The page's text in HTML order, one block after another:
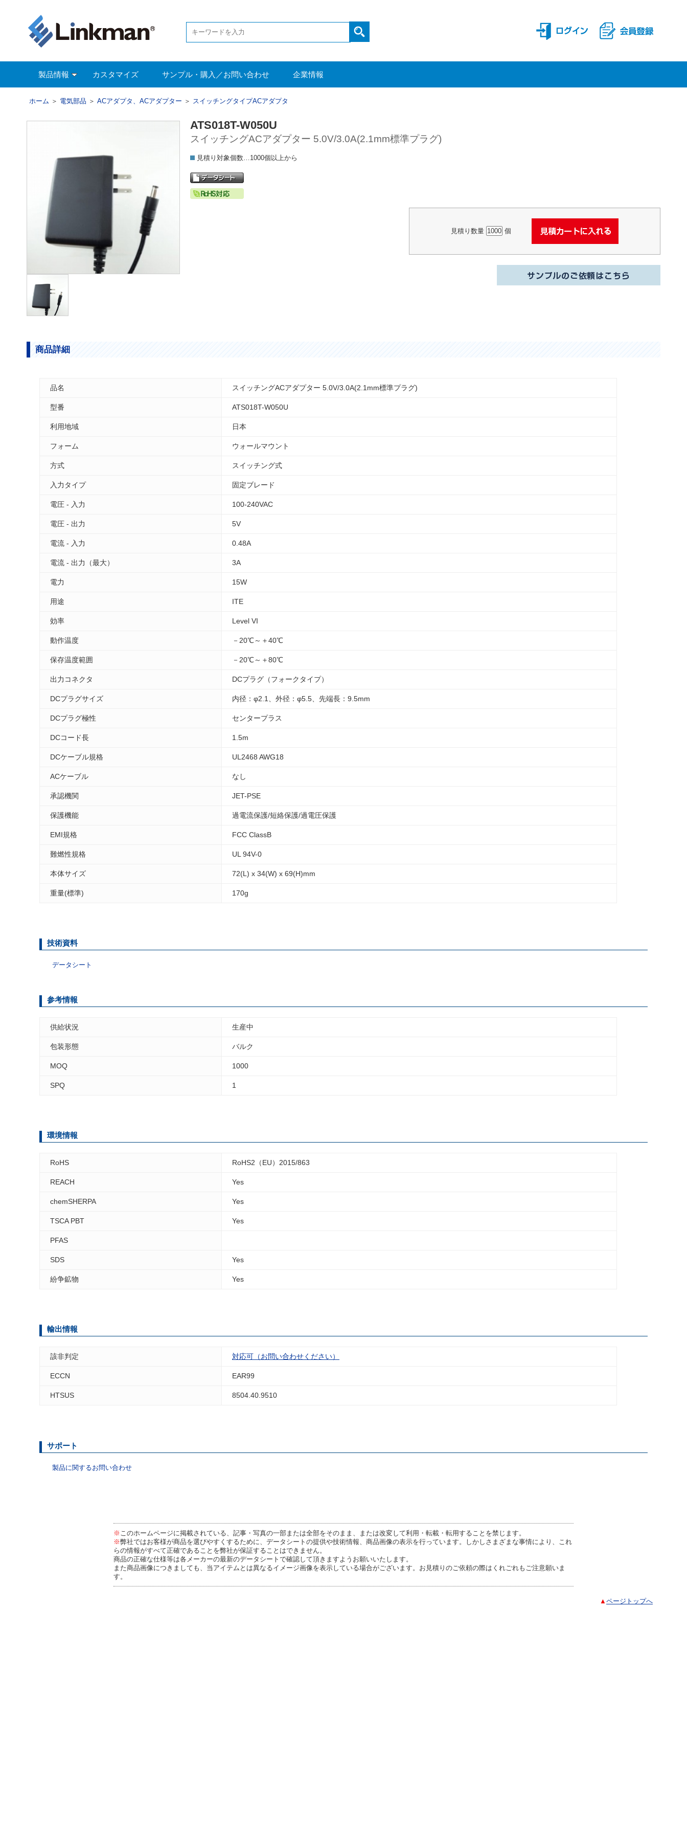
製品情報 カスタマイズ サンプル・購入／お問い合わせ 企業情報
ホーム ＞ 電気部品 ＞ ACアダプタ、ACアダプター ＞ スイッチングタイプACアダプタ
ATS018T-W050U
スイッチングACアダプター 5.0V/3.0A(2.1mm標準プラグ)
見積り対象個数…1000個以上から
見積り数量 個
商品詳細
品名 スイッチングACアダプター 5.0V/3.0A(2.1mm標準プラグ)
型番 ATS018T-W050U
利用地域 日本
フォーム ウォールマウント
方式 スイッチング式
入力タイプ 固定ブレード
電圧 - 入力 100-240VAC
電圧 - 出力 5V
電流 - 入力 0.48A
電流 - 出力（最大） 3A
電力 15W
用途 ITE
効率 Level VI
動作温度 －20℃～＋40℃
保存温度範囲 －20℃～＋80℃
出力コネクタ DCプラグ（フォークタイプ）
DCプラグサイズ 内径：φ2.1、外径：φ5.5、先端長：9.5mm
DCプラグ極性 センタープラス
DCコード長 1.5m
DCケーブル規格 UL2468 AWG18
ACケーブル なし
承認機関 JET-PSE
保護機能 過電流保護/短絡保護/過電圧保護
EMI規格 FCC ClassB
難燃性規格 UL 94V-0
本体サイズ 72(L) x 34(W) x 69(H)mm
重量(標準) 170g
技術資料
データシート
参考情報
供給状況 生産中
包装形態 バルク
MOQ 1000
SPQ 1
環境情報
RoHS RoHS2（EU）2015/863
REACH Yes
chemSHERPA Yes
TSCA PBT Yes
PFAS
SDS Yes
紛争鉱物 Yes
輸出情報
該非判定 対応可（お問い合わせください）
ECCN EAR99
HTSUS 8504.40.9510
サポート
製品に関するお問い合わせ
※ このホームページに掲載されている、記事・写真の一部または全部をそのまま、または改変して利用・転載・転用することを禁じます。
※弊社ではお客様が商品を選びやすくするために、データシートの提供や技術情報、商品画像の表示を行っています。しかしさまざまな事情により、これ
らの情報がすべて正確であることを弊社が保証することはできません。
商品の正確な仕様等は各メーカーの最新のデータシートで確認して頂きますようお願いいたします。
また商品画像につきましても、当アイテムとは異なるイメージ画像を表示している場合がございます。お見積りのご依頼の際はくれごれもご注意願いま
す。
▲ ページトップへ